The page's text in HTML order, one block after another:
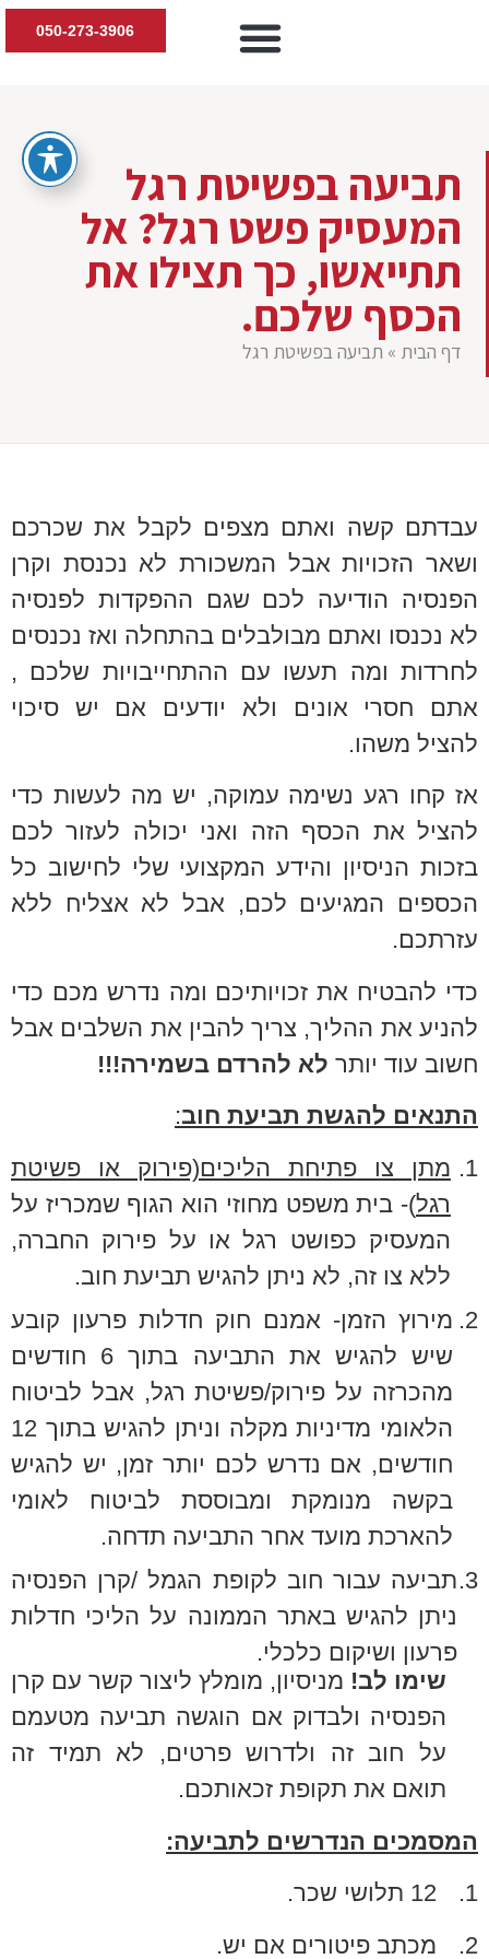
050-273-3906
תביעה בפשיטת רגל
המעסיק פשט רגל? אל
תתייאשו, כך תצילו את
הכסף שלכם.
דף הבית » תביעה בפשיטת רגל
עבדתם קשה ואתם מצפים לקבל את שכרכם
ושאר הזכויות אבל המשכורת לא נכנסת וקרן
הפנסיה הודיעה לכם שגם ההפקדות לפנסיה
לא נכנסו ואתם מבולבלים בהתחלה ואז נכנסים
לחרדות ומה תעשו עם ההתחייבויות שלכם ,
אתם חסרי אונים ולא יודעים אם יש סיכוי
להציל משהו.
אז קחו רגע נשימה עמוקה, יש מה לעשות כדי
להציל את הכסף הזה ואני יכולה לעזור לכם
בזכות הניסיון והידע המקצועי שלי לחישוב כל
הכספים המגיעים לכם, אבל לא אצליח ללא
עזרתכם.
כדי להבטיח את זכויותיכם ומה נדרש מכם כדי
להניע את ההליך, צריך להבין את השלבים אבל
חשוב עוד יותר לא להרדם בשמירה!!!
התנאים להגשת תביעת חוב:
1. מתן צו פתיחת הליכים(פירוק או פשיטת
רגל)- בית משפט מחוזי הוא הגוף שמכריז על
המעסיק כפושט רגל או על פירוק החברה,
ללא צו זה, לא ניתן להגיש תביעת חוב.
2. מירוץ הזמן- אמנם חוק חדלות פרעון קובע
שיש להגיש את התביעה בתוך 6 חודשים
מהכרזה על פירוק/פשיטת רגל, אבל לביטוח
הלאומי מדיניות מקלה וניתן להגיש בתוך 12
חודשים, אם נדרש לכם יותר זמן, יש להגיש
בקשה מנומקת ומבוססת לביטוח לאומי
להארכת מועד אחר התביעה תדחה.
3. תביעה עבור חוב לקופת הגמל /קרן הפנסיה
ניתן להגיש באתר הממונה על הליכי חדלות
פרעון ושיקום כלכלי.
שימו לב! מניסיון, מומלץ ליצור קשר עם קרן
הפנסיה ולבדוק אם הוגשה תביעה מטעמם
על חוב זה ולדרוש פרטים, לא תמיד זה
תואם את תקופת זכאותכם.
המסמכים הנדרשים לתביעה:
1.
12 תלושי שכר.
2.
מכתב פיטורים אם יש.